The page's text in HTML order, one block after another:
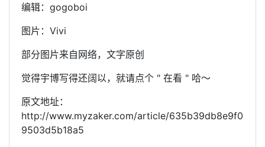
编辑：gogoboi
图片：Vivi
部分图片来自网络，文字原创
觉得宇博写得还阔以，就请点个 " 在看 " 哈～
原文地址：
http://www.myzaker.com/article/635b39db8e9f0
9503d5b18a5